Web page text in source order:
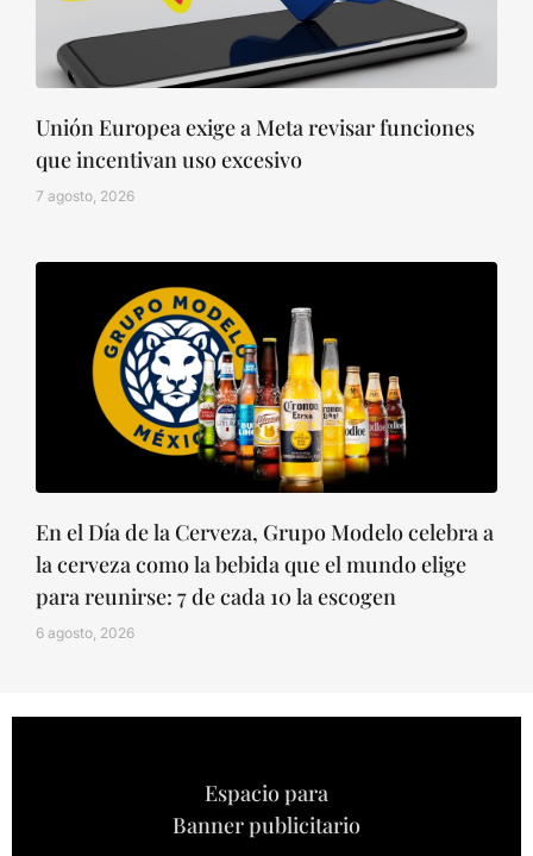
Unión Europea exige a Meta revisar funciones
que incentivan uso excesivo
7 agosto, 2026
En el Día de la Cerveza, Grupo Modelo celebra a
la cerveza como la bebida que el mundo elige
para reunirse: 7 de cada 10 la escogen
6 agosto, 2026
Espacio para
Banner publicitario